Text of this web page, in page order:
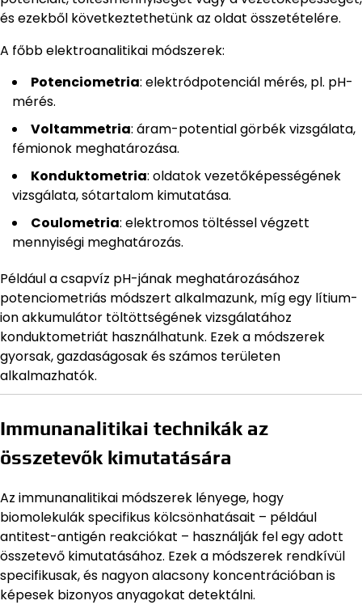
és ezekből következtethetünk az oldat összetételére.
A főbb elektroanalitikai módszerek:
Potenciometria: elektródpotenciál mérés, pl. pH-
mérés.
Voltammetria: áram-potential görbék vizsgálata,
fémionok meghatározása.
Konduktometria: oldatok vezetőképességének
vizsgálata, sótartalom kimutatása.
Coulometria: elektromos töltéssel végzett
mennyiségi meghatározás.
Például a csapvíz pH-jának meghatározásához
potenciometriás módszert alkalmazunk, míg egy lítium-
ion akkumulátor töltöttségének vizsgálatához
konduktometriát használhatunk. Ezek a módszerek
gyorsak, gazdaságosak és számos területen
alkalmazhatók.
Immunanalitikai technikák az
összetevők kimutatására
Az immunanalitikai módszerek lényege, hogy
biomolekulák specifikus kölcsönhatásait – például
antitest-antigén reakciókat – használják fel egy adott
összetevő kimutatásához. Ezek a módszerek rendkívül
specifikusak, és nagyon alacsony koncentrációban is
képesek bizonyos anyagokat detektálni.